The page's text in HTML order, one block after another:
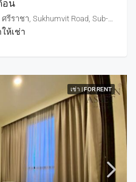
อน
ห้เช่า
เช่า | FOR RENT